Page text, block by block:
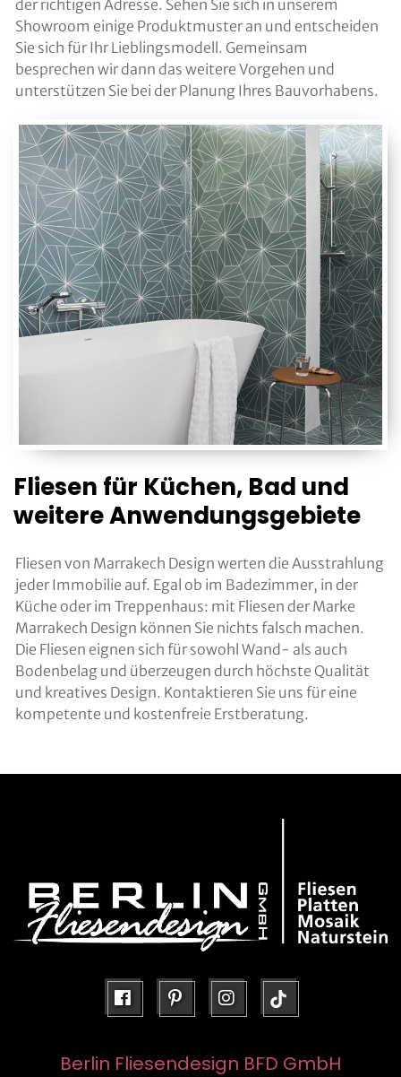
der richtigen Adresse. Sehen Sie sich in unserem
Showroom einige Produktmuster an und entscheiden
Sie sich für Ihr Lieblingsmodell. Gemeinsam
besprechen wir dann das weitere Vorgehen und
unterstützen Sie bei der Planung Ihres Bauvorhabens.
Fliesen für Küchen, Bad und
weitere Anwendungsgebiete
Fliesen von Marrakech Design werten die Ausstrahlung
jeder Immobilie auf. Egal ob im Badezimmer, in der
Küche oder im Treppenhaus: mit Fliesen der Marke
Marrakech Design können Sie nichts falsch machen.
Die Fliesen eignen sich für sowohl Wand- als auch
Bodenbelag und überzeugen durch höchste Qualität
und kreatives Design. Kontaktieren Sie uns für eine
kompetente und kostenfreie Erstberatung.
facebookpinterestinstagram
Berlin Fliesendesign BFD GmbH